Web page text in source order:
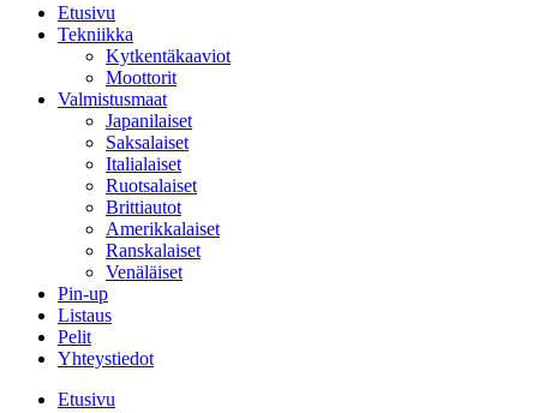
Etusivu
Tekniikka
Kytkentäkaaviot
Moottorit
Valmistusmaat
Japanilaiset
Saksalaiset
Italialaiset
Ruotsalaiset
Brittiautot
Amerikkalaiset
Ranskalaiset
Venäläiset
Pin-up
Listaus
Pelit
Yhteystiedot
Etusivu